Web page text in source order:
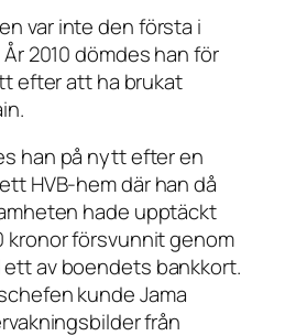
var inte den första i
2010 dömdes han för
efter att ha brukat
han på nytt efter en
HVB-hem där han då
hade upptäckt
kronor försvunnit genom
av boendets bankkort.
kunde Jama
från